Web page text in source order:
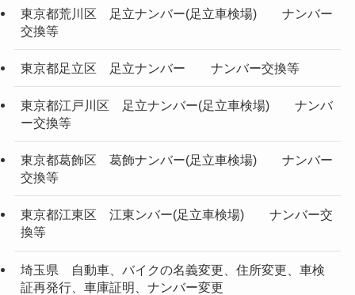
東京都荒川区 足立ナンバー(足立車検場) ナンバー
交換等
東京都足立区 足立ナンバー ナンバー交換等
東京都江戸川区 足立ナンバー(足立車検場) ナンバ
ー交換等
東京都葛飾区 葛飾ナンバー(足立車検場) ナンバー
交換等
東京都江東区 江東ンバー(足立車検場) ナンバー交
換等
埼玉県 自動車、バイクの名義変更、住所変更、車検
証再発行、車庫証明、ナンバー変更